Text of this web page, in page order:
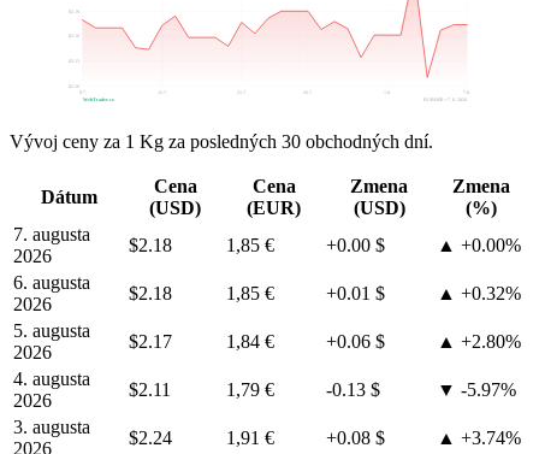
$2.13
$2.16
$2.19
9.7. 15.7. 21.7. 26.7. 7.8.
WebTrader.cz RUBBER • 7. 8. 2026
Vývoj ceny za 1 Kg za posledných 30 obchodných dní.
Dátum
Cena
(USD)
Cena
(EUR)
Zmena
(USD)
Zmena
(%)
7. augusta
2026
$2.18 1,85 € +0.00 $
▲ +0.00%
6. augusta
2026
$2.18 1,85 € +0.01 $
▲ +0.32%
5. augusta
2026
$2.17 1,84 € +0.06 $
▲ +2.80%
4. augusta
2026
$2.11 1,79 € -0.13 $
▼ -5.97%
3. augusta
2026
$2.24 1,91 € +0.08 $
▲ +3.74%